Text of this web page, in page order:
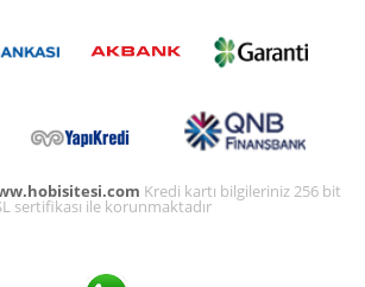
Kredi kartı bilgileriniz 256 bit
sertifikası ile korunmaktadır